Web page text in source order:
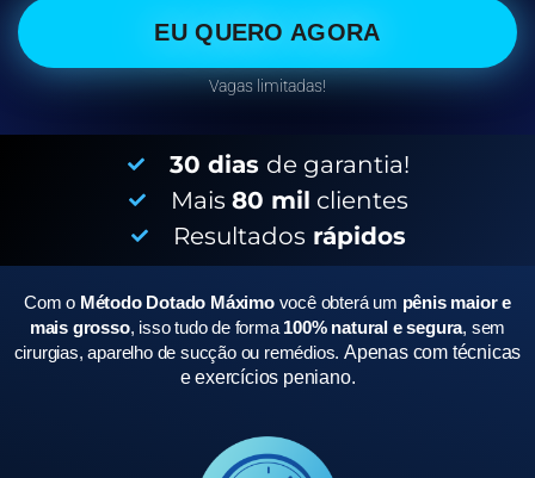
EU QUERO AGORA
Vagas limitadas!
30 dias de garantia!
Mais 80 mil clientes
Resultados rápidos
Com o Método Dotado Máximo você obterá um pênis maior e
mais grosso, isso tudo de forma 100% natural e segura, sem
cirurgias, aparelho de sucção ou remédios.Apenas com técnicas
e exercícios peniano.